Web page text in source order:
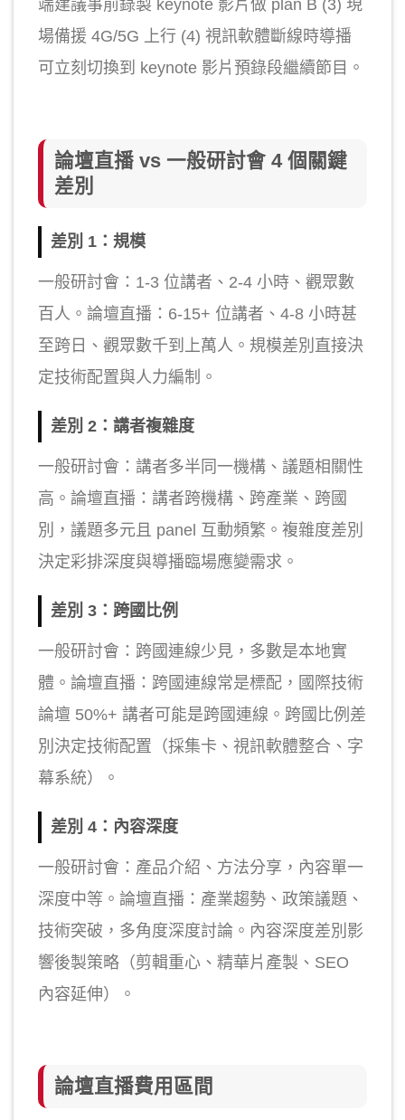
端建議事前錄製 keynote 影片做 plan B (3) 現
場備援 4G/5G 上行 (4) 視訊軟體斷線時導播
可立刻切換到 keynote 影片預錄段繼續節目。
論壇直播 vs 一般研討會 4 個關鍵
差別
差別 1：規模
一般研討會：1-3 位講者、2-4 小時、觀眾數
百人。論壇直播：6-15+ 位講者、4-8 小時甚
至跨日、觀眾數千到上萬人。規模差別直接決
定技術配置與人力編制。
差別 2：講者複雜度
一般研討會：講者多半同一機構、議題相關性
高。論壇直播：講者跨機構、跨產業、跨國
別，議題多元且 panel 互動頻繁。複雜度差別
決定彩排深度與導播臨場應變需求。
差別 3：跨國比例
一般研討會：跨國連線少見，多數是本地實
體。論壇直播：跨國連線常是標配，國際技術
論壇 50%+ 講者可能是跨國連線。跨國比例差
別決定技術配置（採集卡、視訊軟體整合、字
幕系統）。
差別 4：內容深度
一般研討會：產品介紹、方法分享，內容單一
深度中等。論壇直播：產業趨勢、政策議題、
技術突破，多角度深度討論。內容深度差別影
響後製策略（剪輯重心、精華片產製、SEO
內容延伸）。
論壇直播費用區間